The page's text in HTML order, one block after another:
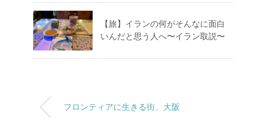
【旅】イランの何がそんなに面白
いんだと思う人へ〜イラン取説〜
フロンティアに生きる街、大阪